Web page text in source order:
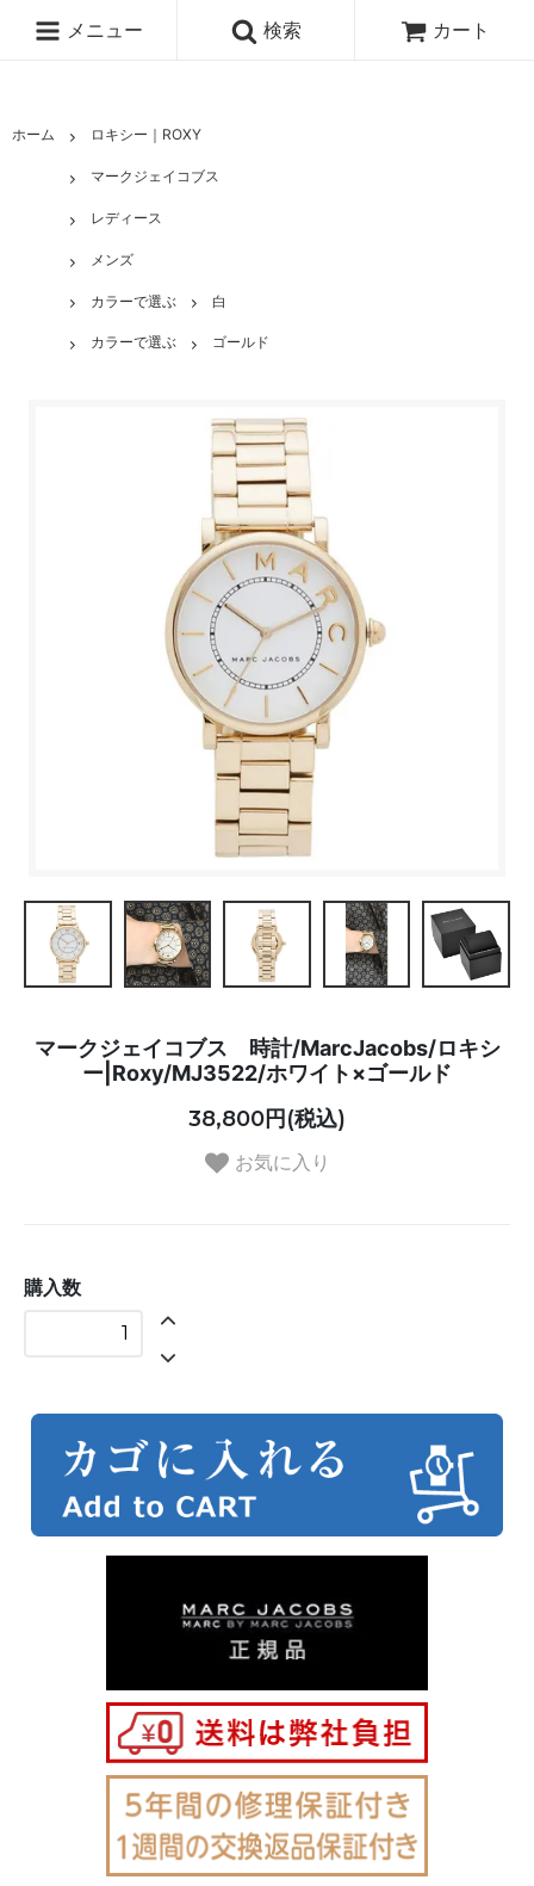
メニュー 検索 カート
ホーム ロキシー｜ROXY
マークジェイコブス
レディース
メンズ
カラーで選ぶ 白
カラーで選ぶ ゴールド
マークジェイコブス 時計/MarcJacobs/ロキシ
ー|Roxy/MJ3522/ホワイト×ゴールド
38,800円(税込)
お気に入り
購入数